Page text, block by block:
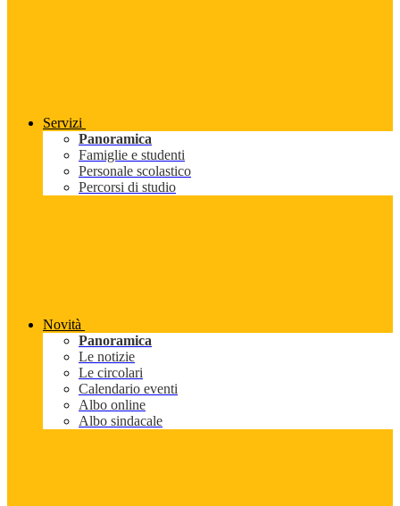
Servizi
Panoramica
Famiglie e studenti
Personale scolastico
Percorsi di studio
Novità
Panoramica
Le notizie
Le circolari
Calendario eventi
Albo online
Albo sindacale